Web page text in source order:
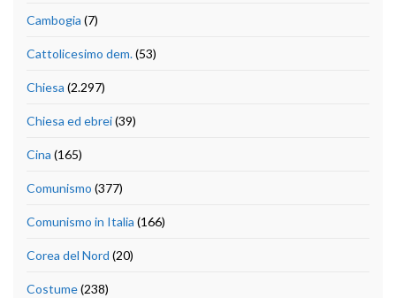
Cambogia (7)
Cattolicesimo dem.(53)
Chiesa (2.297)
Chiesa ed ebrei(39)
Cina (165)
Comunismo (377)
Comunismo in Italia (166)
Corea del Nord (20)
Costume(238)